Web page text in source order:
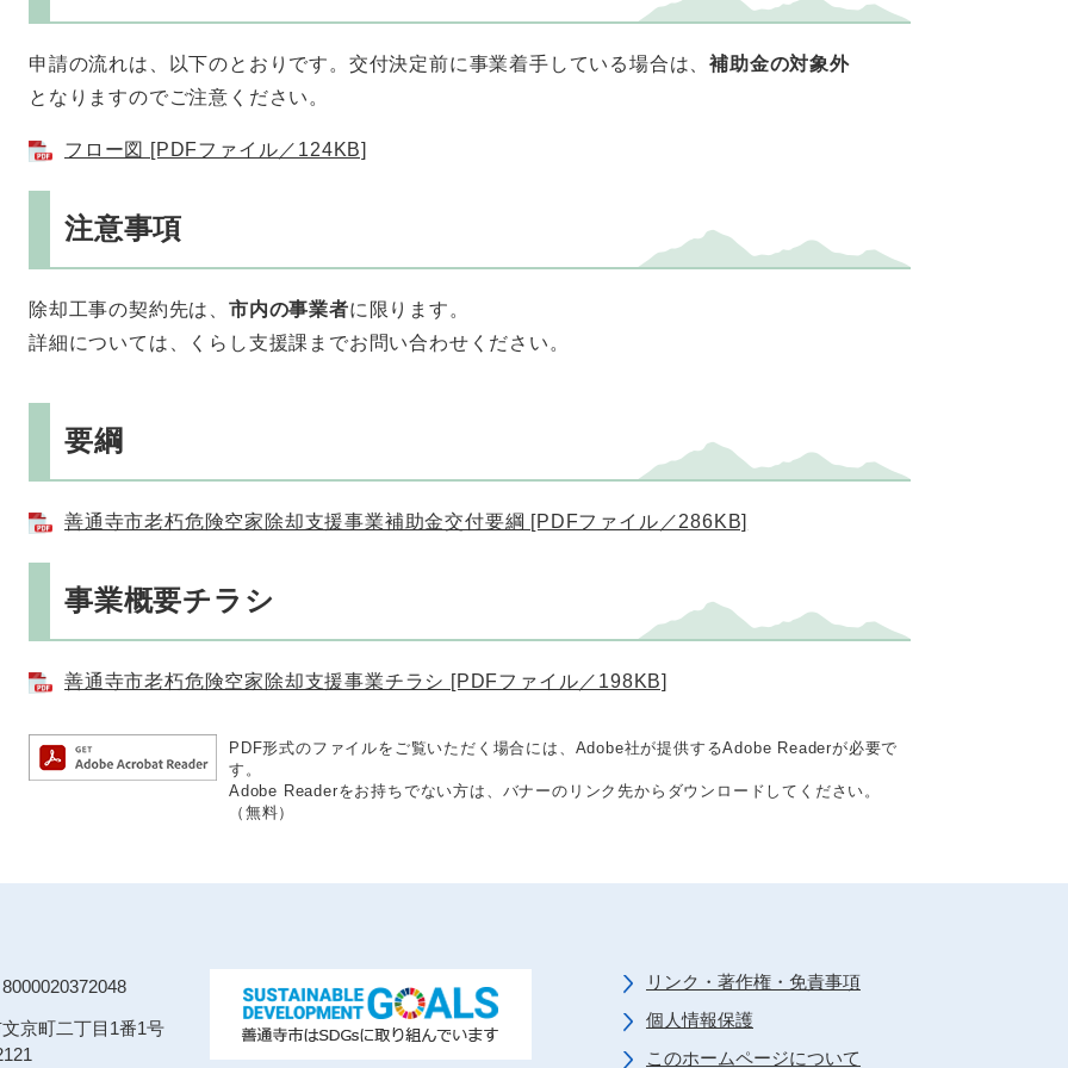
申請の流れは、以下のとおりです。交付決定前に事業着手している場合は、補助金の対象外
となりますのでご注意ください。
フロー図 [PDFファイル／124KB]
注意事項
除却工事の契約先は、 市内の事業者に限ります。
詳細については、くらし支援課までお問い合わせください。
要綱
善通寺市老朽危険空家除却支援事業補助金交付要綱 [PDFファイル／286KB]
事業概要チラシ
善通寺市老朽危険空家除却支援事業チラシ [PDFファイル／198KB]
PDF形式のファイルをご覧いただく場合には、Adobe社が提供するAdobe Readerが必要で
す。
Adobe Readerをお持ちでない方は、バナーのリンク先からダウンロードしてください。
（無料）
京町二丁目1番1号
リンク・著作権・免責事項
個人情報保護
このホームページについて